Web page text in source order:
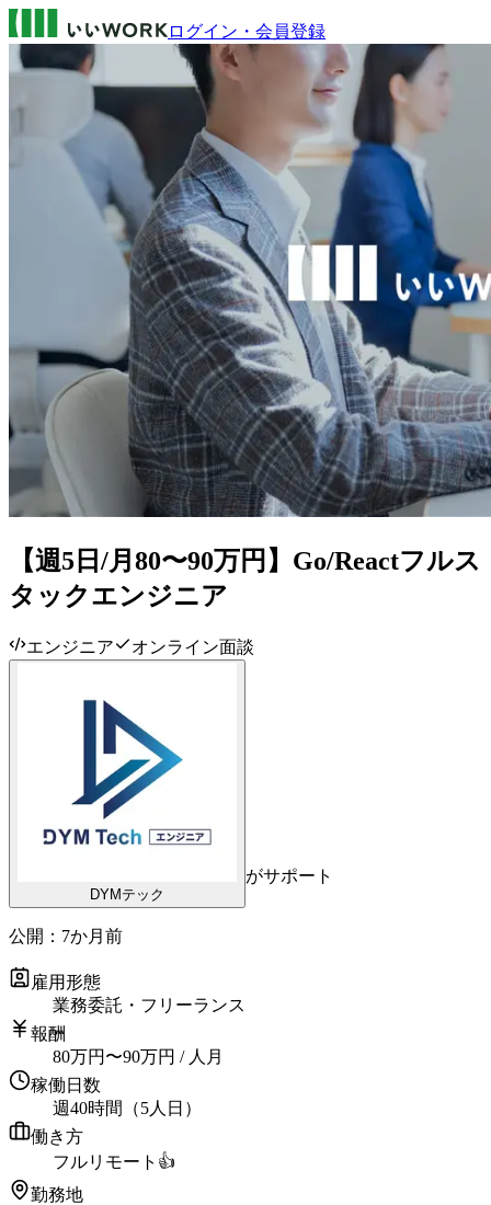
ログイン・会員登録
【週5日/月80〜90万円】Go/Reactフルス
タックエンジニア
エンジニア オンライン面談
DYMテック
がサポート
公開： 7か月前
雇用形態
業務委託・フリーランス
報酬
80万円 〜90万円 / 人月
稼働日数
週40時間（5人日）
働き方
フルリモート 👍
勤務地